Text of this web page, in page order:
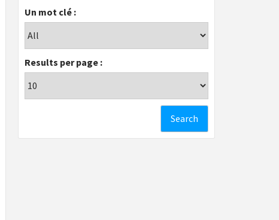
Un mot clé :
Results per page :